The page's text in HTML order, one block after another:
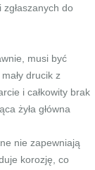
do
musi być
drucik z
i całkowity brak
żyła główna
nie zapewniają
korozję, co